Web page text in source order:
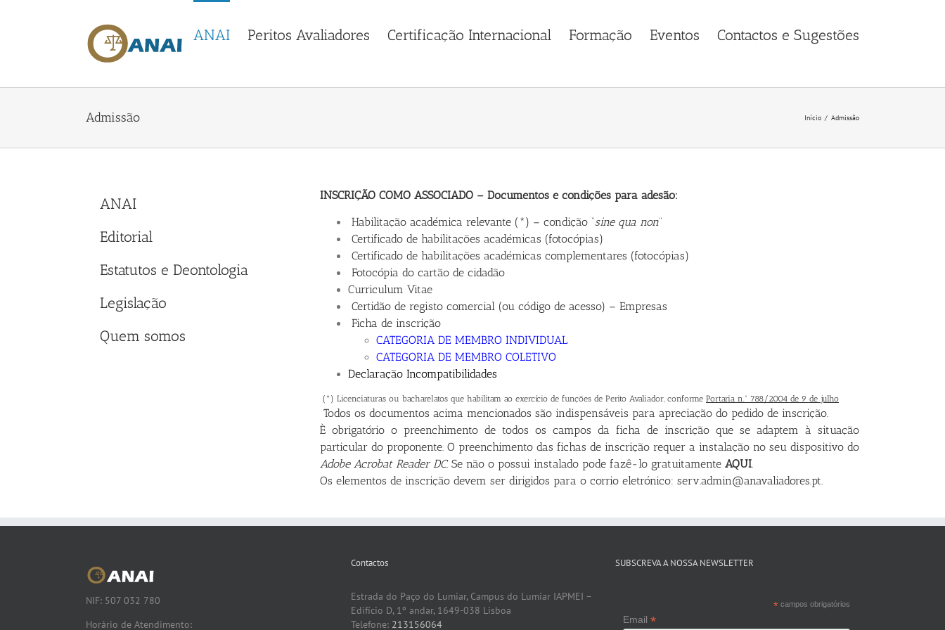
ANAI Peritos Avaliadores Certificação Internacional Formação Eventos Contactos e Sugestões
Admissão Início Admissão
INSCRIÇÃO COMO ASSOCIADO – Documentos e condições para adesão:
Habilitação académica relevante (*) – condição “sine qua non”
Certificado de habilitações académicas (fotocópias)
Certificado de habilitações académicas complementares (fotocópias)
Fotocópia do cartão de cidadão
Curriculum Vitae
Certidão de registo comercial (ou código de acesso) – Empresas
Ficha de inscrição
CATEGORIA DE MEMBRO INDIVIDUAL
CATEGORIA DE MEMBRO COLETIVO
Declaração Incompatibilidades
(*) Licenciaturas ou bacharelatos que habilitam ao exercício de funções de Perito Avaliador, conforme Portaria n.º 788/2004 de 9 de julho
Todos os documentos acima mencionados são indispensáveis para apreciação do pedido de inscrição.
È obrigatório o preenchimento de todos os campos da ficha de inscrição que se adaptem à situação
particular do proponente. O preenchimento das fichas de inscrição requer a instalação no seu dispositivo do
Adobe Acrobat Reader DC. Se não o possui instalado pode fazê-lo gratuitamente AQUI.
Os elementos de inscrição devem ser dirigidos para o corrio eletrónico: serv.admin@anavaliadores.pt.
ANAI
Editorial
Estatutos e Deontologia
Legislação
Quem somos
NIF: 507 032 780
Horário de Atendimento:
Contactos
Estrada do Paço do Lumiar, Campus do Lumiar IAPMEI –
Edifício D, 1º andar, 1649-038 Lisboa
Telefone: 213156064
SUBSCREVA A NOSSA NEWSLETTER
*campos obrigatórios
Email *